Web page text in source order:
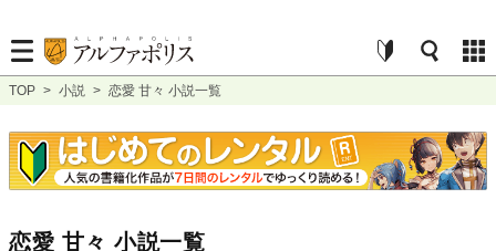
TOP > 小説 > 恋愛 甘々 小説一覧
恋愛 甘々 小説一覧